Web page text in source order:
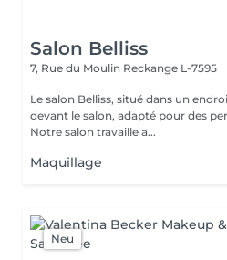
Salon Belliss
7, Rue du Moulin Reckange L-7595
Le salon Belliss, situé dans un
devant le salon, adapté pour des
Notre salon travaille a...
Maquillage
Neu